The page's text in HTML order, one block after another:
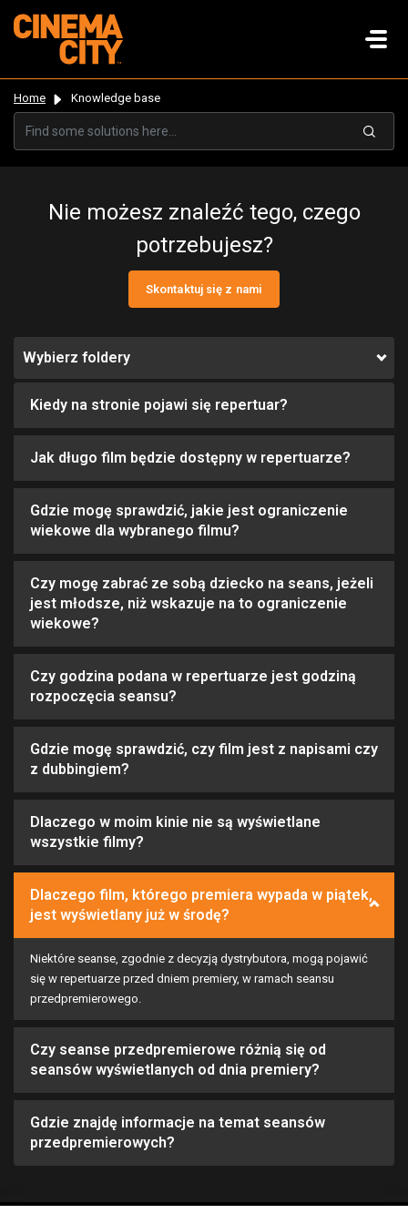
Home Knowledge base
Nie możesz znaleźć tego, czego
potrzebujesz?
Skontaktuj się z nami
Wybierz foldery
Kiedy na stronie pojawi się repertuar?
Jak długo film będzie dostępny w repertuarze?
Gdzie mogę sprawdzić, jakie jest ograniczenie
wiekowe dla wybranego filmu?
Czy mogę zabrać ze sobą dziecko na seans, jeżeli
jest młodsze, niż wskazuje na to ograniczenie
wiekowe?
Czy godzina podana w repertuarze jest godziną
rozpoczęcia seansu?
Gdzie mogę sprawdzić, czy film jest z napisami czy
z dubbingiem?
Dlaczego w moim kinie nie są wyświetlane
wszystkie filmy?
Dlaczego film, którego premiera wypada w piątek,
jest wyświetlany już w środę?
Niektóre seanse, zgodnie z decyzją dystrybutora, mogą pojawić
się w repertuarze przed dniem premiery, w ramach seansu
przedpremierowego.
Czy seanse przedpremierowe różnią się od
seansów wyświetlanych od dnia premiery?
Gdzie znajdę informacje na temat seansów
przedpremierowych?